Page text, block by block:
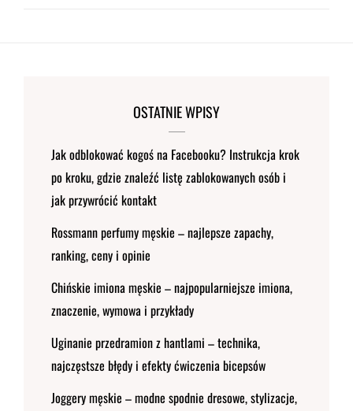
OSTATNIE WPISY
Jak odblokować kogoś na Facebooku? Instrukcja krok
po kroku, gdzie znaleźć listę zablokowanych osób i
jak przywrócić kontakt
Rossmann perfumy męskie – najlepsze zapachy,
ranking, ceny i opinie
Chińskie imiona męskie – najpopularniejsze imiona,
znaczenie, wymowa i przykłady
Uginanie przedramion z hantlami – technika,
najczęstsze błędy i efekty ćwiczenia bicepsów
Joggery męskie – modne spodnie dresowe, stylizacje,